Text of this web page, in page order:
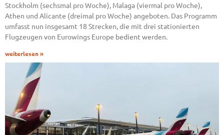
Stockholm (sechsmal pro Woche), Malaga (viermal pro Woche),
Athen und Alicante (dreimal pro Woche) angeboten. Das Programm
umfasst nun insgesamt 18 Strecken, die mit drei stationierten
Flugzeugen von Eurowings Europe bedient werden.
weiterlesen »